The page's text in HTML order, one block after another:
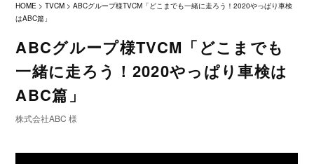
HOME >TVCM >ABCグループ様TVCM「どこまでも一緒に走ろう！2020やっぱり車検
はABC篇」
ABCグループ様TVCM「どこまでも
一緒に走ろう！2020やっぱり車検は
ABC篇」
株式会社ABC 様